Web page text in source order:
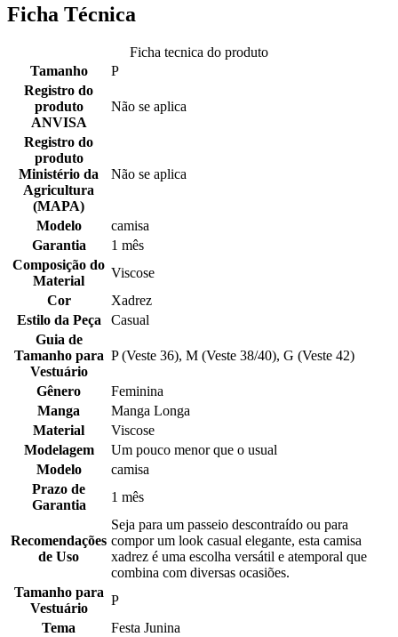
Ficha Técnica
Ficha tecnica do produto
Tamanho
P
Registro do
produto
ANVISA
Não se aplica
Registro do
produto
Ministério da
Agricultura
(MAPA)
Não se aplica
Modelo
camisa
Garantia
1 mês
Composição do
Material
Viscose
Cor
Xadrez
Estilo da Peça
Casual
Guia de
Tamanho para
Vestuário
P (Veste 36), M (Veste 38/40), G (Veste 42)
Gênero
Feminina
Manga
Manga Longa
Material
Viscose
Modelagem
Um pouco menor que o usual
Modelo
camisa
Prazo de
Garantia
1 mês
Recomendações
de Uso
Seja para um passeio descontraído ou para
compor um look casual elegante, esta camisa
xadrez é uma escolha versátil e atemporal que
combina com diversas ocasiões.
Tamanho para
Vestuário
P
Tema
Festa Junina